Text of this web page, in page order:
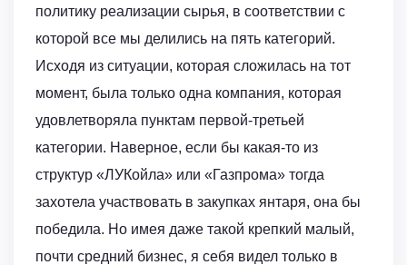
политику реализации сырья, в соответствии с
которой все мы делились на пять категорий.
Исходя из ситуации, которая сложилась на тот
момент, была только одна компания, которая
удовлетворяла пунктам первой-третьей
категории. Наверное, если бы какая-то из
структур «ЛУКойла» или «Газпрома» тогда
захотела участвовать в закупках янтаря, она бы
победила. Но имея даже такой крепкий малый,
почти средний бизнес, я себя видел только в